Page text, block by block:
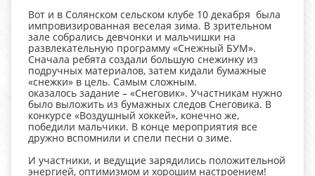
Вот и в Солянском сельском клубе 10 декабря была
импровизированная веселая зима. В зрительном
зале собрались девчонки и мальчишки на
развлекательную программу «Снежный БУМ».
Сначала ребята создали большую снежинку из
подручных материалов, затем кидали бумажные
«снежки» в цель. Самым сложным.
оказалось задание – «Снеговик». Участникам нужно
было выложить из бумажных следов Снеговика. В
конкурсе «Воздушный хоккей», конечно же,
победили мальчики. В конце мероприятия все
дружно вспомнили и спели песни о зиме.
И участники, и ведущие зарядились положительной
энергией, оптимизмом и хорошим настроением!